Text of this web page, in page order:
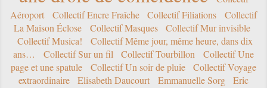
Aéroport
Collectif Encre Fraîche Collectif Filiations
Collectif
La Maison Éclose
Collectif Masques
Collectif Mur invisible
Collectif Musica!
Collectif Même jour, même heure, dans dix
ans…
Collectif Sur un fil Collectif Tourbillon
Collectif Une
page et une spatule
Collectif Un soir de pluie
Collectif Voyage
extraordinaire
Elisabeth Daucourt Emmanuelle Sorg
Eric